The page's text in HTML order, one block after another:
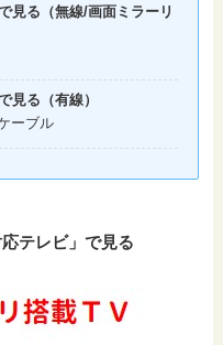
見る（無線/画面ミラーリ
見る（有線）
ーブル
テレビ」で見る